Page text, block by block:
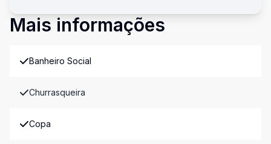
Mais informações
Banheiro Social
Churrasqueira
Copa